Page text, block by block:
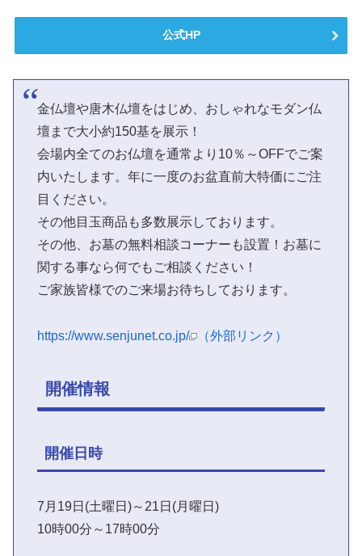
公式HP
金仏壇や唐木仏壇をはじめ、おしゃれなモダン仏
壇まで大小約150基を展示！
会場内全てのお仏壇を通常より10％～OFFでご案
内いたします。年に一度のお盆直前大特価にご注
目ください。
その他目玉商品も多数展示しております。
その他、お墓の無料相談コーナーも設置！お墓に
関する事なら何でもご相談ください！
ご家族皆様でのご来場お待ちしております。
https://www.senjunet.co.jp/ （外部リンク）
開催情報
開催日時
7月19日(土曜日)～21日(月曜日)
10時00分～17時00分